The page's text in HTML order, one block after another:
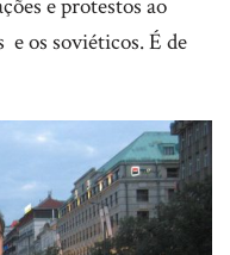
e protestos ao
e os soviéticos. É de